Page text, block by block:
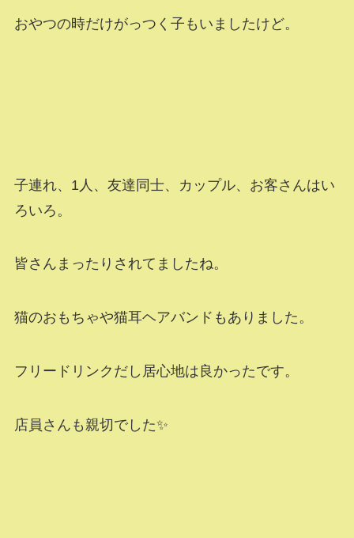
おやつの時だけがっつく子もいましたけど。
子連れ、1人、友達同士、カップル、お客さんはい
ろいろ。
皆さんまったりされてましたね。
猫のおもちゃや猫耳ヘアバンドもありました。
フリードリンクだし居心地は良かったです。
店員さんも親切でした✨